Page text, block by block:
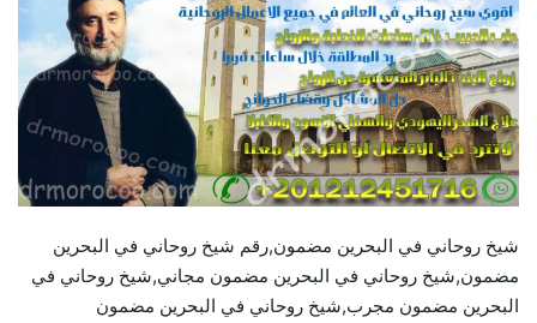
شيخ روحاني في البحرين مضمون,رقم شيخ روحاني في البحرين
مضمون,شيخ روحاني في البحرين مضمون مجاني,شيخ روحاني في
البحرين مضمون مجرب,شيخ روحاني في البحرين مضمون